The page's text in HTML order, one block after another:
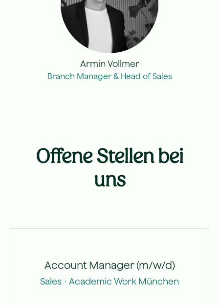
Armin Vollmer
Branch Manager & Head of Sales
Offene Stellen bei
uns
Account Manager (m/w/d)
Sales · Academic Work München